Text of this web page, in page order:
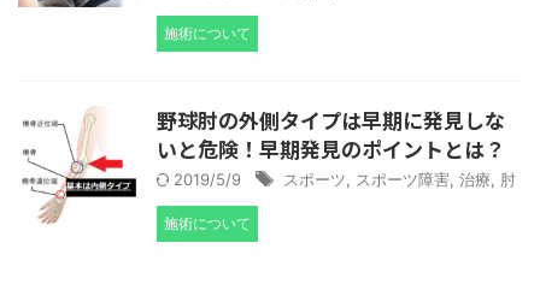
施術について
野球肘の外側タイプは早期に発見しな
いと危険！早期発見のポイントとは？
2019/5/9 スポーツ スポーツ障害 治療 肘
施術について